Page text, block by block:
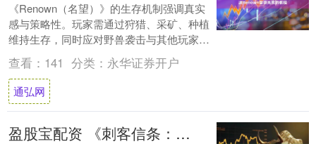
《Renown（名望）》的生存机制强调真实
感与策略性。玩家需通过狩猎、采矿、种植
维持生存，同时应对野兽袭击与其他玩家的
掠夺。建造系统支持从简陋木屋到依山而建
的军....
查看： 141 分类： 永华证券开户
通弘网
盈股宝配资 《刺客信条：影》销售未达预期，是系列近五款作品中销量最低的